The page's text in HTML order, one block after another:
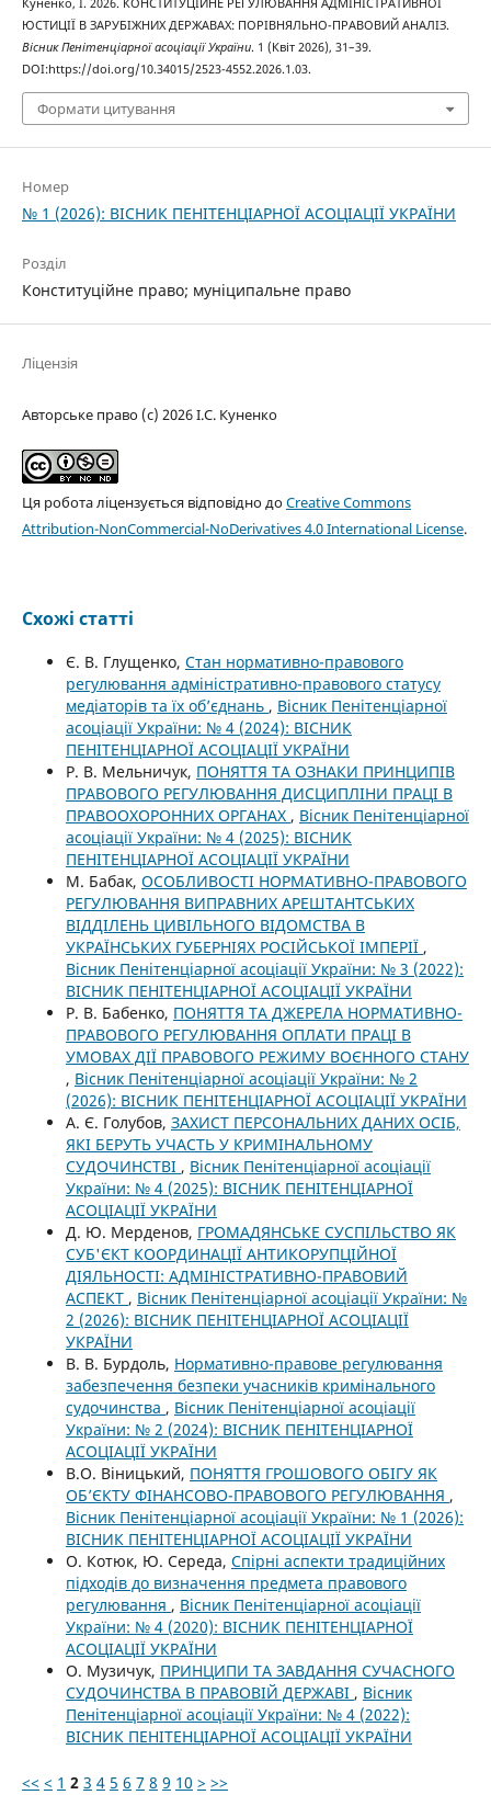
Куненко, І. 2026. КОНСТИТУЦІЙНЕ РЕГУЛЮВАННЯ АДМІНІСТРАТИВНОЇ
ЮСТИЦІЇ В ЗАРУБІЖНИХ ДЕРЖАВАХ: ПОРІВНЯЛЬНО-ПРАВОВИЙ АНАЛІЗ.
Вісник Пенітенціарної асоціації України. 1 (Квіт 2026), 31–39.
DOI:https://doi.org/10.34015/2523-4552.2026.1.03.
Формати цитування
Номер
№ 1 (2026): ВІСНИК ПЕНІТЕНЦІАРНОЇ АСОЦІАЦІЇ УКРАЇНИ
Розділ
Конституційне правo; муніципальне право
Ліцензія
Авторське право (c) 2026 І.С. Куненко
Ця робота ліцензується відповідно доCreative Commons
Attribution-NonCommercial-NoDerivatives 4.0 International License.
Схожі статті
Є. В. Глущенко, Стан нормативно-правового
регулювання адміністративно-правового статусу
медіаторів та їх об’єднань , Вісник Пенітенціарної
асоціації України: № 4 (2024): ВІСНИК
ПЕНІТЕНЦІАРНОЇ АСОЦІАЦІЇ УКРАЇНИ
Р. В. Мельничук, ПОНЯТТЯ ТА ОЗНАКИ ПРИНЦИПІВ
ПРАВОВОГО РЕГУЛЮВАННЯ ДИСЦИПЛІНИ ПРАЦІ В
ПРАВООХОРОННИХ ОРГАНАХ , Вісник Пенітенціарної
асоціації України: № 4 (2025): ВІСНИК
ПЕНІТЕНЦІАРНОЇ АСОЦІАЦІЇ УКРАЇНИ
М. Бабак, ОСОБЛИВОСТІ НОРМАТИВНО-ПРАВОВОГО
РЕГУЛЮВАННЯ ВИПРАВНИХ АРЕШТАНТСЬКИХ
ВІДДІЛЕНЬ ЦИВІЛЬНОГО ВІДОМСТВА В
УКРАЇНСЬКИХ ГУБЕРНІЯХ РОСІЙСЬКОЇ ІМПЕРІЇ ,
Вісник Пенітенціарної асоціації України: № 3 (2022):
ВІСНИК ПЕНІТЕНЦІАРНОЇ АСОЦІАЦІЇ УКРАЇНИ
Р. В. Бабенко, ПОНЯТТЯ ТА ДЖЕРЕЛА НОРМАТИВНО-
ПРАВОВОГО РЕГУЛЮВАННЯ ОПЛАТИ ПРАЦІ В
УМОВАХ ДІЇ ПРАВОВОГО РЕЖИМУ ВОЄННОГО СТАНУ
, Вісник Пенітенціарної асоціації України: № 2
(2026): ВІСНИК ПЕНІТЕНЦІАРНОЇ АСОЦІАЦІЇ УКРАЇНИ
А. Є. Голубов, ЗАХИСТ ПЕРСОНАЛЬНИХ ДАНИХ ОСІБ,
ЯКІ БЕРУТЬ УЧАСТЬ У КРИМІНАЛЬНОМУ
СУДОЧИНСТВІ , Вісник Пенітенціарної асоціації
України: № 4 (2025): ВІСНИК ПЕНІТЕНЦІАРНОЇ
АСОЦІАЦІЇ УКРАЇНИ
Д. Ю. Мерденов, ГРОМАДЯНСЬКЕ СУСПІЛЬСТВО ЯК
СУБ'ЄКТ КООРДИНАЦІЇ АНТИКОРУПЦІЙНОЇ
ДІЯЛЬНОСТІ: АДМІНІСТРАТИВНО-ПРАВОВИЙ
АСПЕКТ , Вісник Пенітенціарної асоціації України: №
2 (2026): ВІСНИК ПЕНІТЕНЦІАРНОЇ АСОЦІАЦІЇ
УКРАЇНИ
В. В. Бурдоль, Нормативно-правове регулювання
забезпечення безпеки учасників кримінального
судочинства , Вісник Пенітенціарної асоціації
України: № 2 (2024): ВІСНИК ПЕНІТЕНЦІАРНОЇ
АСОЦІАЦІЇ УКРАЇНИ
В.О. Віницький, ПОНЯТТЯ ГРОШОВОГО ОБІГУ ЯК
ОБ’ЄКТУ ФІНАНСОВО-ПРАВОВОГО РЕГУЛЮВАННЯ ,
Вісник Пенітенціарної асоціації України: № 1 (2026):
ВІСНИК ПЕНІТЕНЦІАРНОЇ АСОЦІАЦІЇ УКРАЇНИ
О. Котюк, Ю. Середа, Спірні аспекти традиційних
підходів до визначення предмета правового
регулювання , Вісник Пенітенціарної асоціації
України: № 4 (2020): ВІСНИК ПЕНІТЕНЦІАРНОЇ
АСОЦІАЦІЇ УКРАЇНИ
О. Музичук, ПРИНЦИПИ ТА ЗАВДАННЯ СУЧАСНОГО
СУДОЧИНСТВА В ПРАВОВІЙ ДЕРЖАВІ , Вісник
Пенітенціарної асоціації України: № 4 (2022):
ВІСНИК ПЕНІТЕНЦІАРНОЇ АСОЦІАЦІЇ УКРАЇНИ
<< < 1 2 3 4 5 6 7 8 9 10 > >>